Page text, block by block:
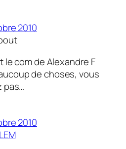
2010
le com de Alexandre F
de choses, vous
pas…
2010